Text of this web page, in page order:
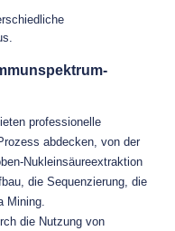
professionelle
abdecken, von der
Nukleinsäureextraktion
die Sequenzierung, die
Mining.
die Nutzung von